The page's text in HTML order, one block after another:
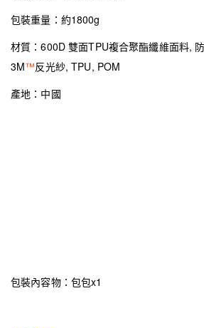
包裝重量：約1800g
材質：600D 雙面TPU複合聚酯纖維面料,
3M™反光紗, TPU, POM
產地：中國
包裝內容物：包包x1